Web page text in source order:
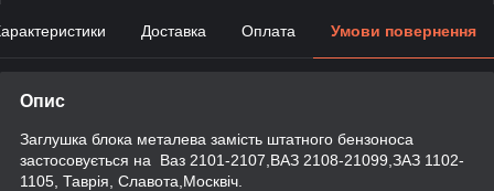
Доставка Оплата Умови повернення
Опис
Заглушка блока металева замість штатного бензоноса
застосовується на Ваз 2101-2107,ВАЗ 2108-21099,ЗАЗ 1102-
1105, Таврія, Славота,Москвіч.